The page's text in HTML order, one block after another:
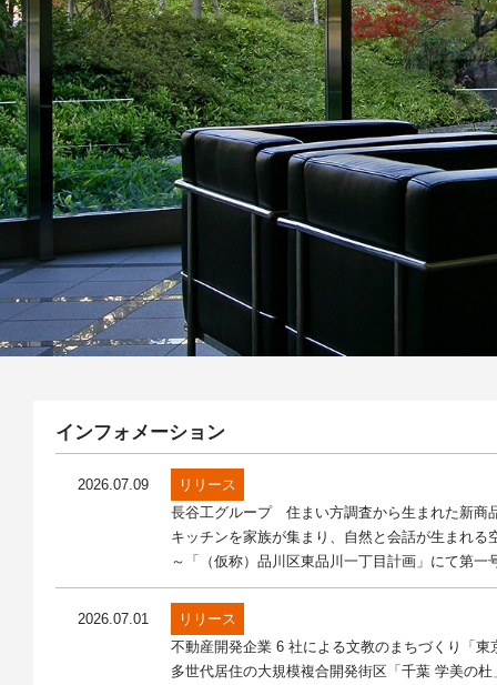
インフォメーション
2026.07.09
リリース
長谷工グループ 住まい方調査から生まれた新商
キッチンを家族が集まり、自然と会話が生まれる
～「（仮称）品川区東品川一丁目計画」にて第一
2026.07.01
リリース
不動産開発企業 6 社による文教のまちづくり「
多世代居住の大規模複合開発街区「千葉 学美の杜